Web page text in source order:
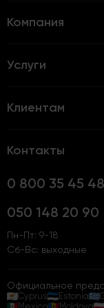
Компания
Услуги
Клиентам
Контакты
0 800 35 45 48
050 148 20 90
Пн-Пт: 9-18
Сб-Вс: выходные
Официальное
Cyprus
Estonia